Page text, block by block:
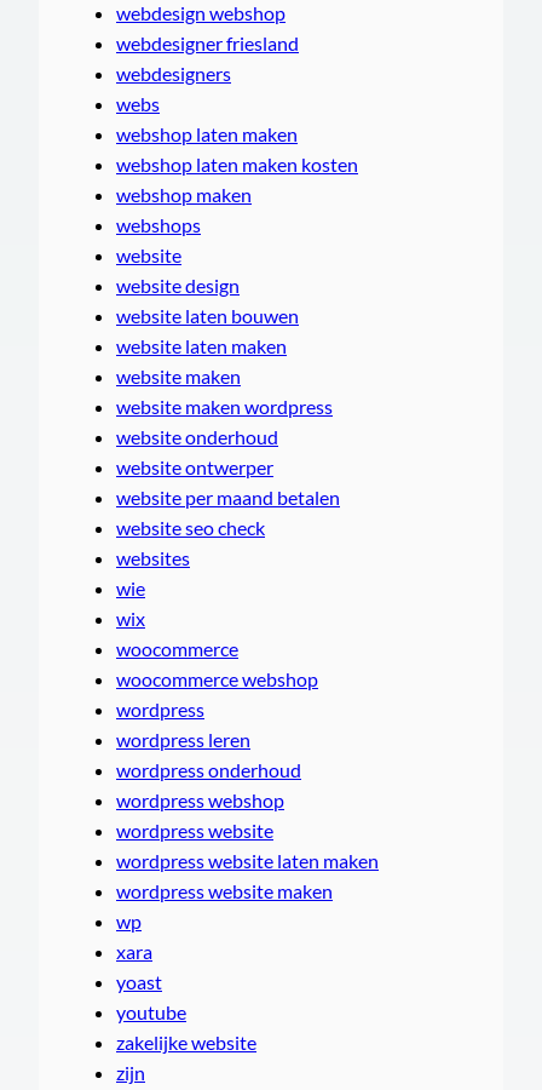
webdesign webshop
webdesigner friesland
webdesigners
webs
webshop laten maken
webshop laten maken kosten
webshop maken
webshops
website
website design
website laten bouwen
website laten maken
website maken
website maken wordpress
website onderhoud
website ontwerper
website per maand betalen
website seo check
websites
wie
wix
woocommerce
woocommerce webshop
wordpress
wordpress leren
wordpress onderhoud
wordpress webshop
wordpress website
wordpress website laten maken
wordpress website maken
wp
xara
yoast
youtube
zakelijke website
zijn